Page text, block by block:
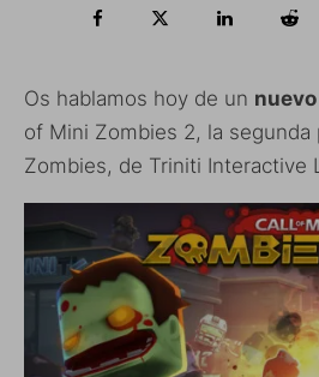
Os hablamos hoy de un
of Mini Zombies 2, la
Zombies, de Triniti Interactive